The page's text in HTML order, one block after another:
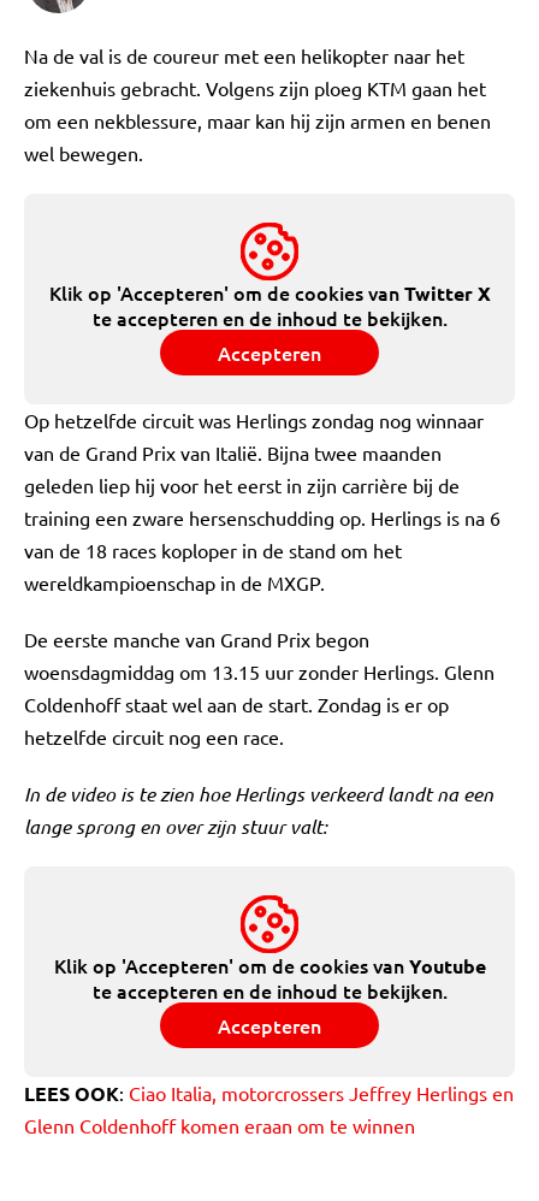
Na de val is de coureur met een helikopter naar het
ziekenhuis gebracht. Volgens zijn ploeg KTM gaan het
om een nekblessure, maar kan hij zijn armen en benen
wel bewegen.
Klik op 'Accepteren' om de cookies vanTwitter X
te accepteren en de inhoud te bekijken.
Accepteren
Op hetzelfde circuit was Herlings zondag nog winnaar
van de Grand Prix van Italië. Bijna twee maanden
geleden liep hij voor het eerst in zijn carrière bij de
training een zware hersenschudding op. Herlings is na 6
van de 18 races koploper in de stand om het
wereldkampioenschap in de MXGP.
De eerste manche van Grand Prix begon
woensdagmiddag om 13.15 uur zonder Herlings. Glenn
Coldenhoff staat wel aan de start. Zondag is er op
hetzelfde circuit nog een race.
In de video is te zien hoe Herlings verkeerd landt na een
lange sprong en over zijn stuur valt:
Klik op 'Accepteren' om de cookies vanYoutube
te accepteren en de inhoud te bekijken.
Accepteren
LEES OOK: Ciao Italia, motorcrossers Jeffrey Herlings en
Glenn Coldenhoff komen eraan om te winnen